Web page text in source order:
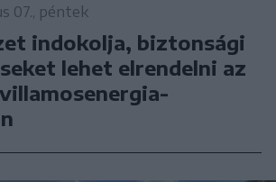
07., péntek
indokolja, biztonsági
lehet elrendelni az